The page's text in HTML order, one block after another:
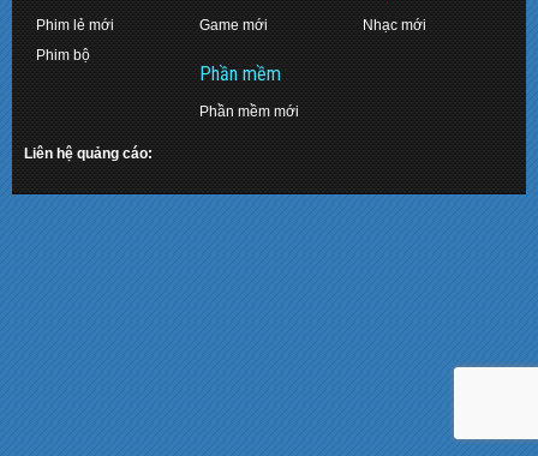
Phim lẻ mới
Phim bộ
Game mới
Phần mềm
Phần mềm mới
Nhạc mới
Liên hệ quảng cáo: